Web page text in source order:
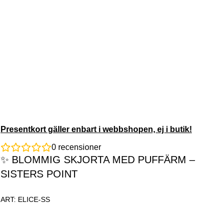
Presentkort gäller enbart i webbshopen, ej i butik!
0 recensioner
✨ BLOMMIG SKJORTA MED PUFFÄRM –
SISTERS POINT
ART: ELICE-SS